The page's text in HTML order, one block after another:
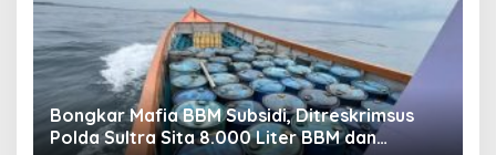
Bongkar Mafia BBM Subsidi, Ditreskrimsus
Polda Sultra Sita 8.000 Liter BBM dan